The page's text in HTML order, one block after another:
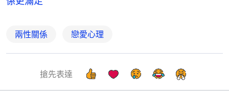
兩性關係 戀愛心理
搶先表達